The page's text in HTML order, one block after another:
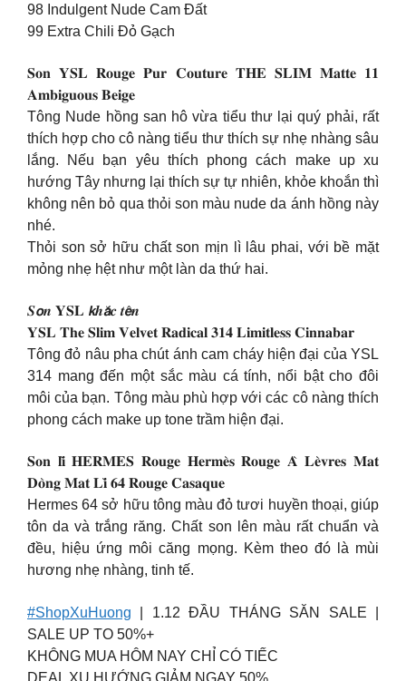
98 Indulgent Nude Cam Đất
99 Extra Chili Đỏ Gạch
𝐒𝐨𝐧 𝐘𝐒𝐋 𝐑𝐨𝐮𝐠𝐞 𝐏𝐮𝐫 𝐂𝐨𝐮𝐭𝐮𝐫𝐞 𝐓𝐇𝐄 𝐒𝐋𝐈𝐌 𝐌𝐚𝐭𝐭𝐞 𝟏𝟏
𝐀𝐦𝐛𝐢𝐠𝐮𝐨𝐮𝐬 𝐁𝐞𝐢𝐠𝐞
Tông Nude hồng san hô vừa tiểu thư lại quý phải, rất
thích hợp cho cô nàng tiểu thư thích sự nhẹ nhàng sâu
lắng. Nếu bạn yêu thích phong cách make up xu
hướng Tây nhưng lại thích sự tự nhiên, khỏe khoắn thì
không nên bỏ qua thỏi son màu nude da ánh hồng này
nhé.
Thỏi son sở hữu chất son mịn lì lâu phai, với bề mặt
mỏng nhẹ hệt như một làn da thứ hai.
𝑺𝙤𝒏 𝐘𝐒𝐋 𝙠𝒉𝙖̆́𝒄 𝒕𝙚̂𝒏
𝐘𝐒𝐋 𝐓𝐡𝐞 𝐒𝐥𝐢𝐦 𝐕𝐞𝐥𝐯𝐞𝐭 𝐑𝐚𝐝𝐢𝐜𝐚𝐥 𝟑𝟏𝟒 𝐋𝐢𝐦𝐢𝐭𝐥𝐞𝐬𝐬 𝐂𝐢𝐧𝐧𝐚𝐛𝐚𝐫
Tông đỏ nâu pha chút ánh cam cháy hiện đại của YSL
314 mang đến một sắc màu cá tính, nổi bật cho đôi
môi của bạn. Tông màu phù hợp với các cô nàng thích
phong cách make up tone trầm hiện đại.
𝐒𝐨𝐧 𝐥𝐢̀ 𝐇𝐄𝐑𝐌𝐄𝐒 𝐑𝐨𝐮𝐠𝐞 𝐇𝐞𝐫𝐦𝐞̀𝐬 𝐑𝐨𝐮𝐠𝐞 𝐀̀ 𝐋𝐞̀𝐯𝐫𝐞𝐬 𝐌𝐚𝐭
𝐃𝐨̀𝐧𝐠 𝐌𝐚𝐭 𝐋𝐢̀ 𝟔𝟒 𝐑𝐨𝐮𝐠𝐞 𝐂𝐚𝐬𝐚𝐪𝐮𝐞
Hermes 64 sở hữu tông màu đỏ tươi huyền thoại, giúp
tôn da và trắng răng. Chất son lên màu rất chuẩn và
đều, hiệu ứng môi căng mọng. Kèm theo đó là mùi
hương nhẹ nhàng, tinh tế.
#ShopXuHuong | 1.12 ĐẦU THÁNG SĂN SALE |
SALE UP TO 50%+
KHÔNG MUA HÔM NAY CHỈ CÓ TIẾC
DEAL XU HƯỚNG GIẢM NGAY 50%